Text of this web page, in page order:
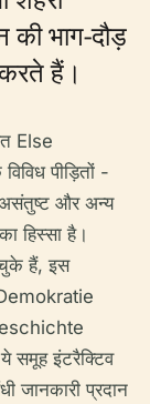
की भाग-दौड़
हैं।
Else
पीड़ितों -
असंतुष्ट और अन्य
हिस्सा है।
हैं, इस
समूह इंटरैक्टिव
जानकारी प्रदान